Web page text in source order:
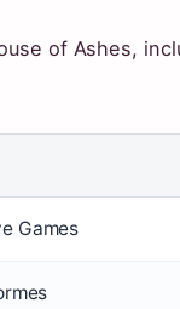
of Ashes,
Games